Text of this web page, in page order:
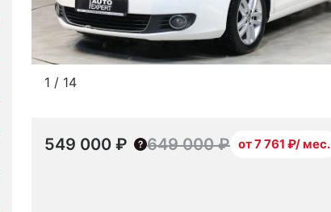
1 / 14
549 000 ₽ 649 000 ₽ от 7 761 ₽/ мес.